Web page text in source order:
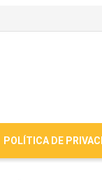
POLÍTICA DE